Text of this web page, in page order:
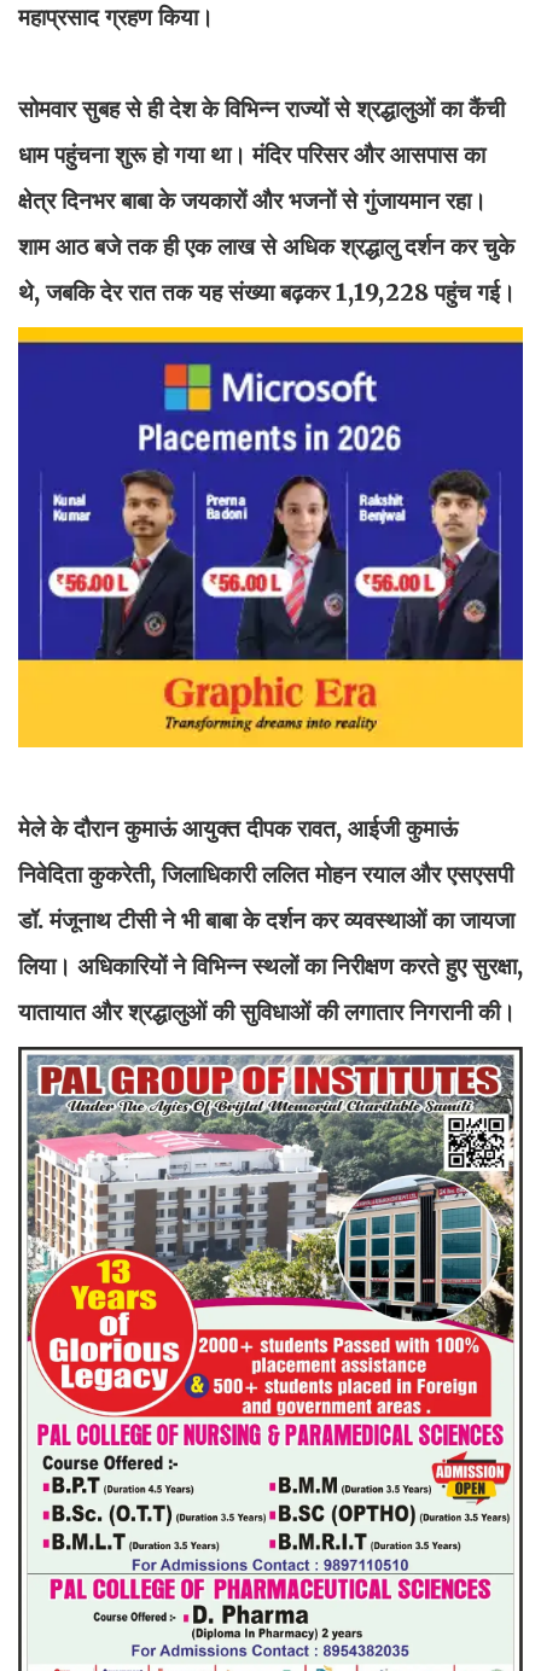
महाप्रसाद ग्रहण किया।
सोमवार सुबह से ही देश के विभिन्न राज्यों से श्रद्धालुओं का कैंची
धाम पहुंचना शुरू हो गया था। मंदिर परिसर और आसपास का
क्षेत्र दिनभर बाबा के जयकारों और भजनों से गुंजायमान रहा।
शाम आठ बजे तक ही एक लाख से अधिक श्रद्धालु दर्शन कर चुके
थे, जबकि देर रात तक यह संख्या बढ़कर 1,19,228 पहुंच गई।
मेले के दौरान कुमाऊं आयुक्त दीपक रावत, आईजी कुमाऊं
निवेदिता कुकरेती, जिलाधिकारी ललित मोहन रयाल और एसएसपी
डॉ. मंजूनाथ टीसी ने भी बाबा के दर्शन कर व्यवस्थाओं का जायजा
लिया। अधिकारियों ने विभिन्न स्थलों का निरीक्षण करते हुए सुरक्षा,
यातायात और श्रद्धालुओं की सुविधाओं की लगातार निगरानी की।